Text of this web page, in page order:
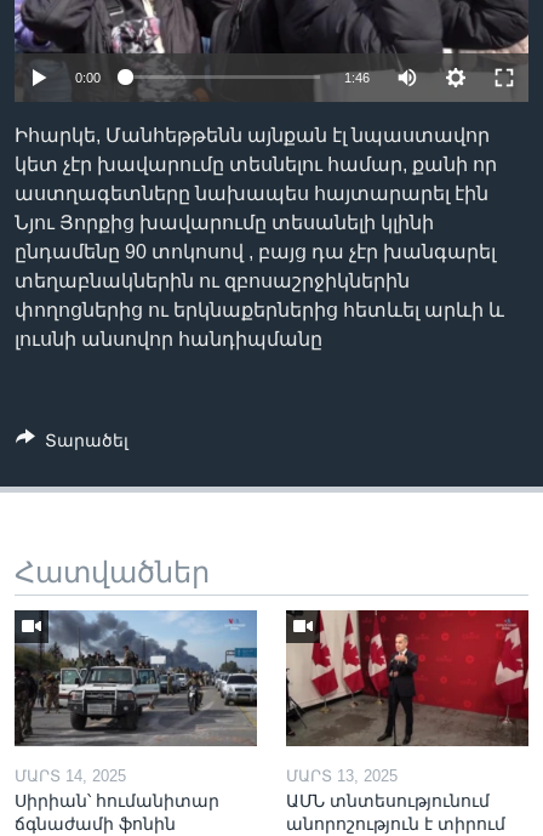
Լեզուներ
0:00 1:46
Իհարկե, Մանհեթթենն այնքան էլ նպաստավոր
կետ չէր խավարումը տեսնելու համար, քանի որ
աստղագետները նախապես հայտարարել էին
Նյու Յորքից խավարումը տեսանելի կլինի
ընդամենը 90 տոկոսով , բայց դա չէր խանգարել
տեղաբնակներին ու զբոսաշրջիկներին
փողոցներից ու երկնաքերներից հետևել արևի և
լուսնի անսովոր հանդիպմանը
Տարածել
Հատվածներ
ՄԱՐՏ 14, 2025
Սիրիան՝ հումանիտար
ճգնաժամի ֆոնին
ՄԱՐՏ 13, 2025
ԱՄՆ տնտեսությունում
անորոշություն է տիրում